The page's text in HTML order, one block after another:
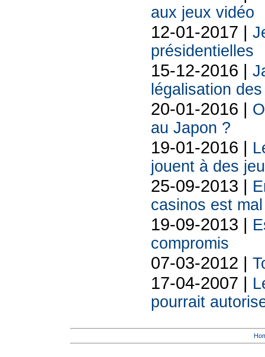
aux jeux vidéo
12-01-2017 |
présidentielles
15-12-2016 |
légalisation
20-01-2016 |
au Japon ?
19-01-2016 |
jouent à des
25-09-2013 |
casinos est
19-09-2013 |
compromis
07-03-2012 |
17-04-2007 |
pourrait